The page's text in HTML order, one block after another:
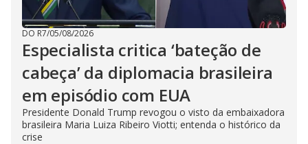
DO R7/05/08/2026
Especialista critica ‘bateção de
cabeça’ da diplomacia brasileira
em episódio com EUA
Presidente Donald Trump revogou o visto da embaixadora
brasileira Maria Luiza Ribeiro Viotti; entenda o histórico da
crise